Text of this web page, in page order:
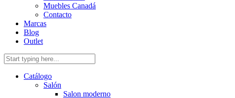
Muebles Canadá
Contacto
Marcas
Blog
Outlet
Catálogo
Salón
Salon moderno